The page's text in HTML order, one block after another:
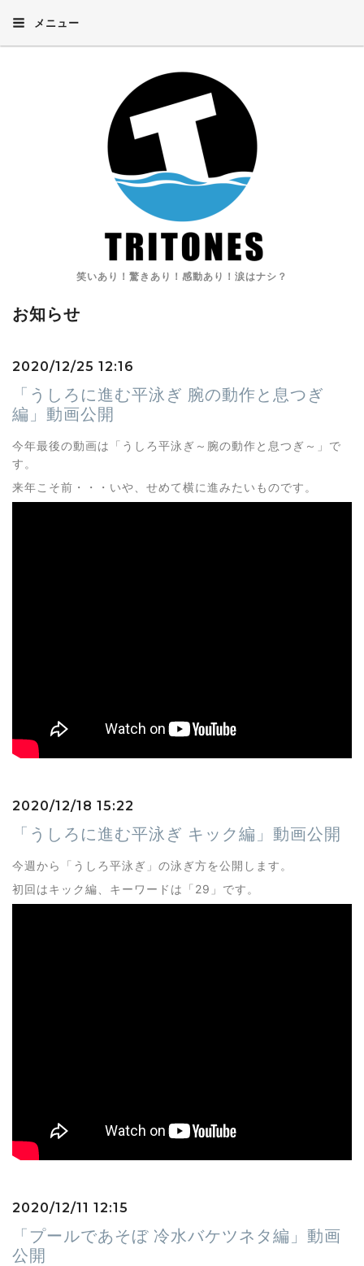
メニュー
笑いあり！驚きあり！感動あり！涙はナシ？
お知らせ
2020/12/25 12:16
「うしろに進む平泳ぎ 腕の動作と息つぎ
編」動画公開
今年最後の動画は「うしろ平泳ぎ～腕の動作と息つぎ～」で
す。
来年こそ前・・・いや、せめて横に進みたいものです。
2020/12/18 15:22
「うしろに進む平泳ぎ キック編」動画公開
今週から「うしろ平泳ぎ」の泳ぎ方を公開します。
初回はキック編、キーワードは「29」です。
2020/12/11 12:15
「プールであそぼ 冷水バケツネタ編」動画
公開